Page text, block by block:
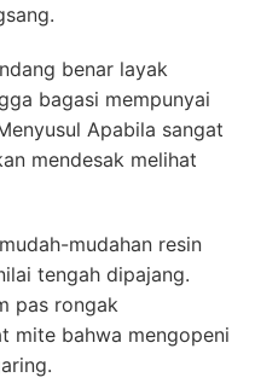
benar layak
bagasi mempunyai
Apabila sangat
mendesak melihat
mudahan resin
tengah dipajang.
pas rongak
mite bahwa mengopeni